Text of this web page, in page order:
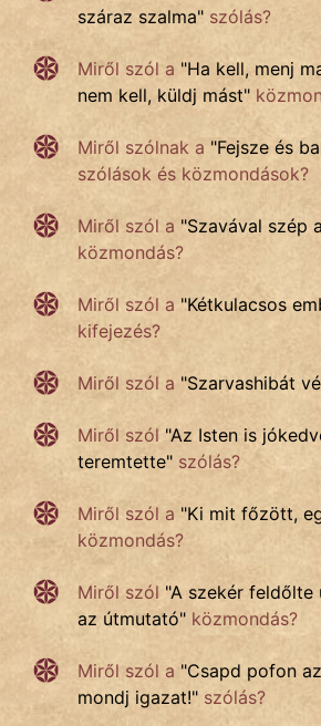
száraz szalma" szólás?
Miről szól a "Ha kell, menj
nem kell, küldj mást"
Miről szólnak a "Fejsze és
szólások és közmondások?
Miről szól a "Szavával szép
közmondás?
Miről szól a "Kétkulacsos
kifejezés?
Miről szól a "Szarvashibát
Miről szól "Az Isten is
teremtette" szólás?
Miről szól a "Ki mit főzött,
közmondás?
Miről szól "A szekér feldőlte
az útmutató" közmondás?
Miről szól a "Csapd pofon
mondj igazat!" szólás?